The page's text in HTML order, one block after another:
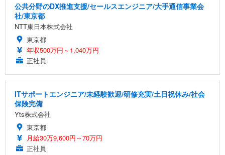
公共分野のDX推進支援/セールスエンジニア/大手通信事業会
社/東京都
NTT東日本株式会社
東京都
年収500万円～1,040万円
正社員
ITサポートエンジニア/未経験歓迎/研修充実/土日祝休み/社会
保険完備
Yts株式会社
東京都
月給30万9,600円～70万円
正社員